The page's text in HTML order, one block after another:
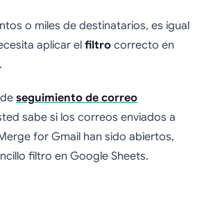
o miles de destinatarios, es igual
aplicar elfiltro correcto en
seguimiento de correo
sabe si los correos enviados a
for Gmail han sido abiertos,
filtro en Google Sheets.